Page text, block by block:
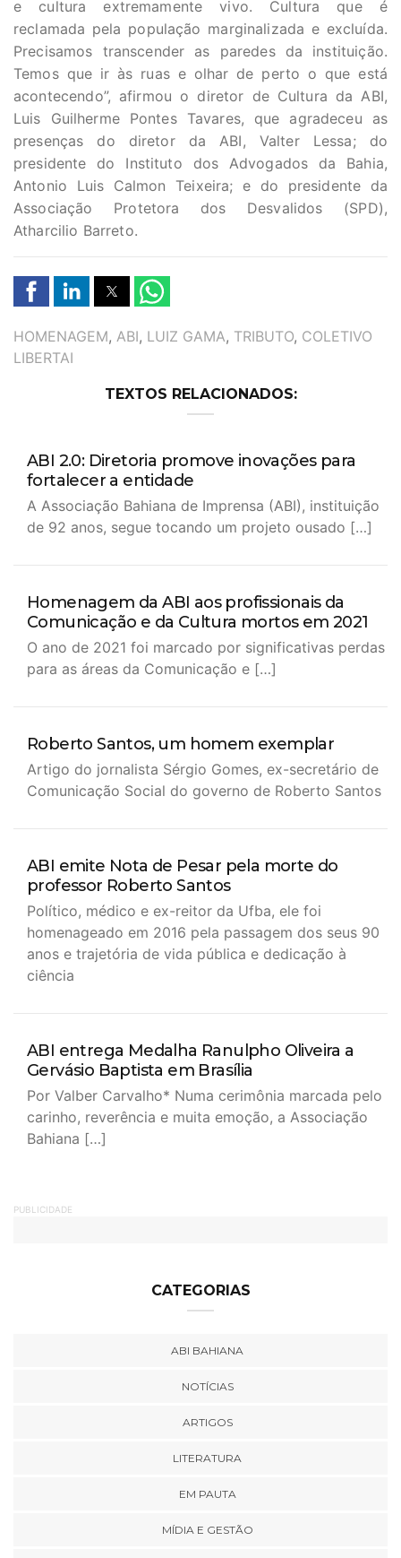
e cultura extremamente vivo. Cultura que é
reclamada pela população marginalizada e excluída.
Precisamos transcender as paredes da instituição.
Temos que ir às ruas e olhar de perto o que está
acontecendo”, afirmou o diretor de Cultura da ABI,
Luis Guilherme Pontes Tavares, que agradeceu as
presenças do diretor da ABI, Valter Lessa; do
presidente do Instituto dos Advogados da Bahia,
Antonio Luis Calmon Teixeira; e do presidente da
Associação Protetora dos Desvalidos (SPD),
Atharcilio Barreto.
TAGS
HOMENAGEM, ABI, LUIZ GAMA, TRIBUTO, COLETIVO
LIBERTAI
TEXTOS RELACIONADOS:
ABI 2.0: Diretoria promove inovações para
fortalecer a entidade
A Associação Bahiana de Imprensa (ABI), instituição
de 92 anos, segue tocando um projeto ousado […]
Homenagem da ABI aos profissionais da
Comunicação e da Cultura mortos em 2021
O ano de 2021 foi marcado por significativas perdas
para as áreas da Comunicação e […]
Roberto Santos, um homem exemplar
Artigo do jornalista Sérgio Gomes, ex-secretário de
Comunicação Social do governo de Roberto Santos
ABI emite Nota de Pesar pela morte do
professor Roberto Santos
Político, médico e ex-reitor da Ufba, ele foi
homenageado em 2016 pela passagem dos seus 90
anos e trajetória de vida pública e dedicação à
ciência
ABI entrega Medalha Ranulpho Oliveira a
Gervásio Baptista em Brasília
Por Valber Carvalho* Numa cerimônia marcada pelo
carinho, reverência e muita emoção, a Associação
Bahiana […]
PUBLICIDADE
CATEGORIAS
ABI BAHIANA
NOTÍCIAS
ARTIGOS
LITERATURA
EM PAUTA
MÍDIA E GESTÃO